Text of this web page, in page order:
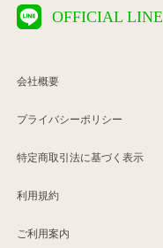
OFFICIAL LINE
会社概要
プライバシーポリシー
特定商取引法に基づく表示
利用規約
ご利用案内